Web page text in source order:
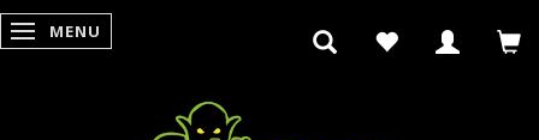
SKIFTE NAVIGATION
MENU